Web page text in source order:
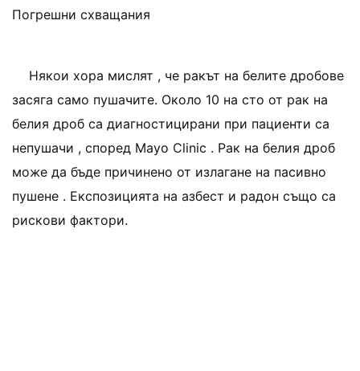
Погрешни схващания
Някои хора мислят , че ракът на белите дробове
засяга само пушачите. Около 10 на сто от рак на
белия дроб са диагностицирани при пациенти са
непушачи , според Mayo Clinic . Рак на белия дроб
може да бъде причинено от излагане на пасивно
пушене . Експозицията на азбест и радон също са
рискови фактори.